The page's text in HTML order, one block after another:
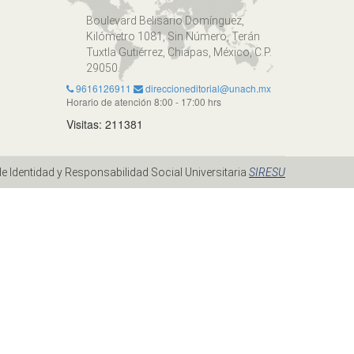
Boulevard Belisario Domínguez,
Kilómetro 1081, Sin Número, Terán
Tuxtla Gutiérrez, Chiapas, México, C.P.
29050.
9616126911
direccioneditorial@unach.mx
Horario de atención 8:00 - 17:00 hrs
Visitas: 211381
Identidad y Responsabilidad Social Universitaria SIRESU